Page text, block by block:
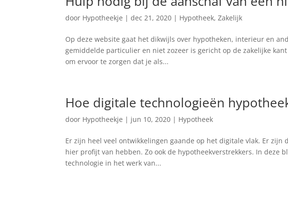
door Hypotheekje |dec 21, 2020 | Hypotheek,Zakelijk
Op deze website gaat het dikwijls over hypotheken, interieur en
gemiddelde particulier en niet zozeer is gericht op de zakelijke
om ervoor te zorgen dat je als...
Hoe digitale technologieën
door Hypotheekje | jun 10, 2020 | Hypotheek
Er zijn heel veel ontwikkelingen gaande op het digitale vlak. Er zijn
hier profijt van hebben. Zo ook de hypotheekverstrekkers. In deze
technologie in het werk van...